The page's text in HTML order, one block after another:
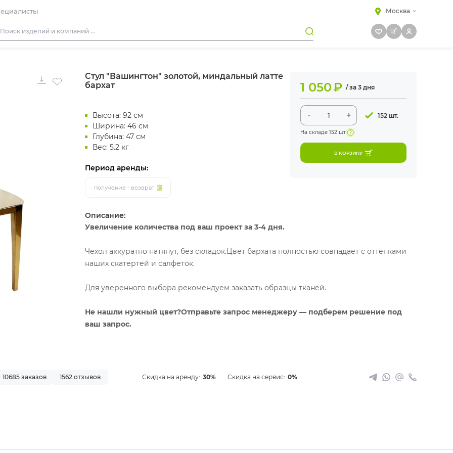
Москва
Стул "Вашингтон" золотой, миндальный латте
бархат
Высота: 92 см
Ширина: 46 см
Глубина: 47 см
Вес: 5.2 кг
Период аренды:
получение - возврат
1 050₽ / за 3 дня
- + 152 шт.
На складе 152 шт
В КОРЗИНУ
Описание:
Увеличение количества под ваш проект за 3-4 дня.
Чехол аккуратно натянут, без складок.Цвет бархата полностью совпадает с оттенками
наших скатертей и салфеток.
Для уверенного выбора рекомендуем заказать образцы тканей.
Не нашли нужный цвет?Отправьте запрос менеджеру — подберем решение под
ваш запрос.
10685 заказов 1562 отзывов Скидка на аренду: 30% Скидка на сервис: 0%